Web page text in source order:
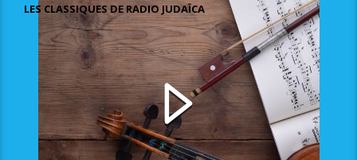
LES CLASSIQUES DE RADIO JUDAÏCA